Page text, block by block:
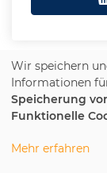
Mein
Wir speichern
Informationen
Speicherung
Funktionelle
Mehr erfahren